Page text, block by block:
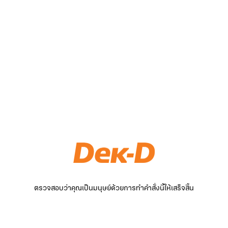
ตรวจสอบว่าคุณเป็นมนุษย์ด้วยการทำคำสั่งนี้ให้เสร็จสิ้น